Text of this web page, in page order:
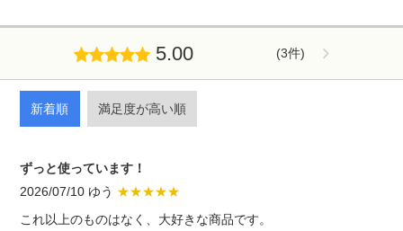
5.00 (3件)
新着順 満足度が高い順
ずっと使っています！
2026/07/10 ゆう ★★★★★
これ以上のものはなく、大好きな商品です。